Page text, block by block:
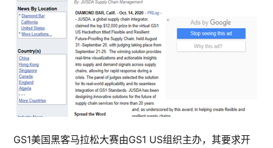
GS1美国黑客马拉松大赛由GS1 US组织主办，其要求开